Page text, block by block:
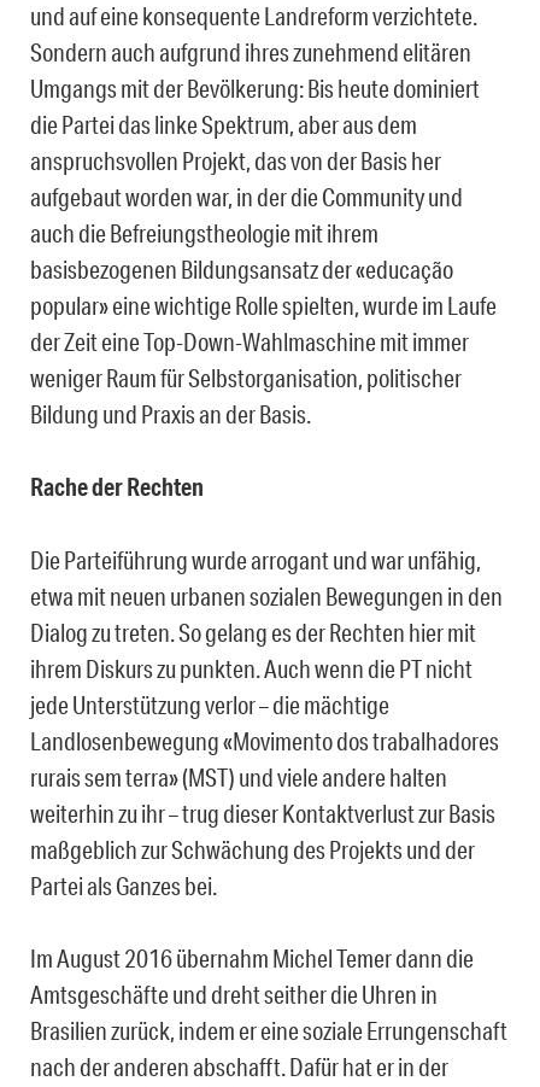
und auf eine konsequente Landreform verzichtete.
Sondern auch aufgrund ihres zunehmend elitären
Umgangs mit der Bevölkerung: Bis heute dominiert
die Partei das linke Spektrum, aber aus dem
anspruchsvollen Projekt, das von der Basis her
aufgebaut worden war, in der die Community und
auch die Befreiungstheologie mit ihrem
basisbezogenen Bildungsansatz der «educação
popular» eine wichtige Rolle spielten, wurde im Laufe
der Zeit eine Top-Down-Wahlmaschine mit immer
weniger Raum für Selbstorganisation, politischer
Bildung und Praxis an der Basis.
Rache der Rechten
Die Parteiführung wurde arrogant und war unfähig,
etwa mit neuen urbanen sozialen Bewegungen in den
Dialog zu treten. So gelang es der Rechten hier mit
ihrem Diskurs zu punkten. Auch wenn die PT nicht
jede Unterstützung verlor – die mächtige
Landlosenbewegung «Movimento dos trabalhadores
rurais sem terra» (MST) und viele andere halten
weiterhin zu ihr – trug dieser Kontaktverlust zur Basis
maßgeblich zur Schwächung des Projekts und der
Partei als Ganzes bei.
Im August 2016 übernahm Michel Temer dann die
Amtsgeschäfte und dreht seither die Uhren in
Brasilien zurück, indem er eine soziale Errungenschaft
nach der anderen abschafft. Dafür hat er in der